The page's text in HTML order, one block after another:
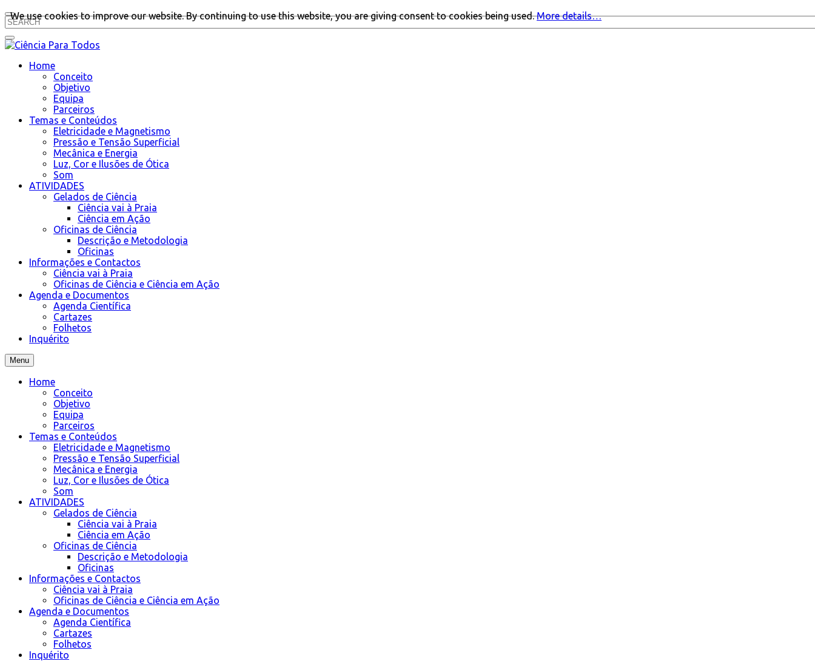
Home
Conceito
Objetivo
Equipa
Parceiros
Temas e Conteúdos
Eletricidade e Magnetismo
Pressão e Tensão Superficial
Mecânica e Energia
Luz, Cor e Ilusões de Ótica
Som
ATIVIDADES
Gelados de Ciência
Ciência vai à Praia
Ciência em Ação
Oficinas de Ciência
Descrição e Metodologia
Oficinas
Informações e Contactos
Ciência vai à Praia
Oficinas de Ciência e Ciência em Ação
Agenda e Documentos
Agenda Científica
Cartazes
Folhetos
Inquérito
Menu
Home
Conceito
Objetivo
Equipa
Parceiros
Temas e Conteúdos
Eletricidade e Magnetismo
Pressão e Tensão Superficial
Mecânica e Energia
Luz, Cor e Ilusões de Ótica
Som
ATIVIDADES
Gelados de Ciência
Ciência vai à Praia
Ciência em Ação
Oficinas de Ciência
Descrição e Metodologia
Oficinas
Informações e Contactos
Ciência vai à Praia
Oficinas de Ciência e Ciência em Ação
Agenda e Documentos
Agenda Científica
Cartazes
Folhetos
Inquérito
We use cookies to improve our website. By continuing to use this website, you are giving consent to cookies being used.More details…